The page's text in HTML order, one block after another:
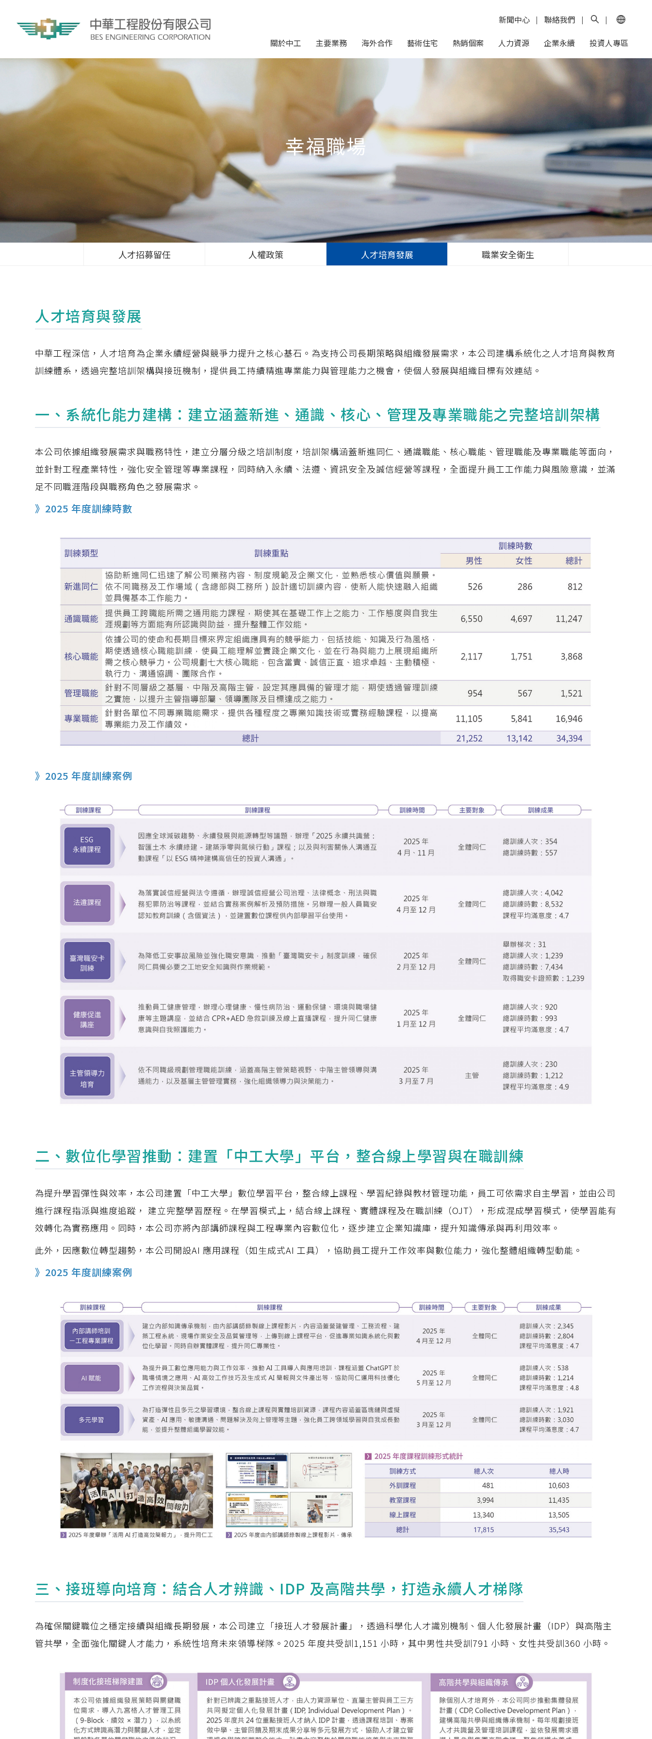
新聞中心
聯絡我們
關於中工
主要業務 海外合作 藝術住宅 熱銷個案 人力資源 企業永續 投資人專區
幸福職場
人才招募留任 人權政策 人才培育發展 職業安全衛生
人才培育與發展
中華工程深信，人才培育為企業永續經營與競爭力提升之核心基石。為支持公司長期策略與組織發展需求，本公司建構系統化之人才培育與教育
訓練體系，透過完整培訓架構與接班機制，提供員工持續精進專業能力與管理能力之機會，使個人發展與組織目標有效連結。
一、系統化能力建構：建立涵蓋新進、通識、核心、管理及專業職能之完整培訓架構
本公司依據組織發展需求與職務特性，建立分層分級之培訓制度，培訓架構涵蓋新進同仁、通識職能、核心職能、管理職能及專業職能等面向，
並針對工程產業特性，強化安全管理等專業課程，同時納入永續、法遵、資訊安全及誠信經營等課程，全面提升員工工作能力與風險意識，並滿
足不同職涯階段與職務角色之發展需求。
》2025 年度訓練時數
》2025 年度訓練案例
二、數位化學習推動：建置「中工大學」平台，整合線上學習與在職訓練
為提升學習彈性與效率，本公司建置「中工大學」數位學習平台，整合線上課程、學習紀錄與教材管理功能，員工可依需求自主學習，並由公司
進行課程指派與進度追蹤， 建立完整學習歷程。在學習模式上，結合線上課程、實體課程及在職訓練（OJT），形成混成學習模式，使學習能有
效轉化為實務應用。同時，本公司亦將內部講師課程與工程專業內容數位化，逐步建立企業知識庫，提升知識傳承與再利用效率。
此外，因應數位轉型趨勢，本公司開設AI 應用課程（如生成式AI 工具），協助員工提升工作效率與數位能力，強化整體組織轉型動能。
》2025 年度訓練案例
三、接班導向培育：結合人才辨識、IDP 及高階共學，打造永續人才梯隊
為確保關鍵職位之穩定接續與組織長期發展，本公司建立「接班人才發展計畫」，透過科學化人才識別機制、個人化發展計畫（IDP）與高階主
管共學，全面強化關鍵人才能力，系統性培育未來領導梯隊。2025 年度共受訓1,151 小時，其中男性共受訓791 小時、女性共受訓360 小時。